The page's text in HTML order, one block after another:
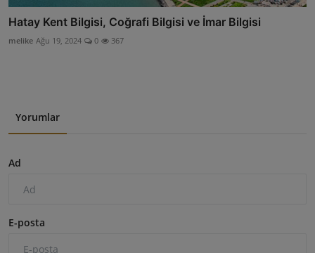
Hatay Kent Bilgisi, Coğrafi Bilgisi ve İmar Bilgisi
melike Ağu 19, 2024 0 367
Yorumlar
Ad
E-posta